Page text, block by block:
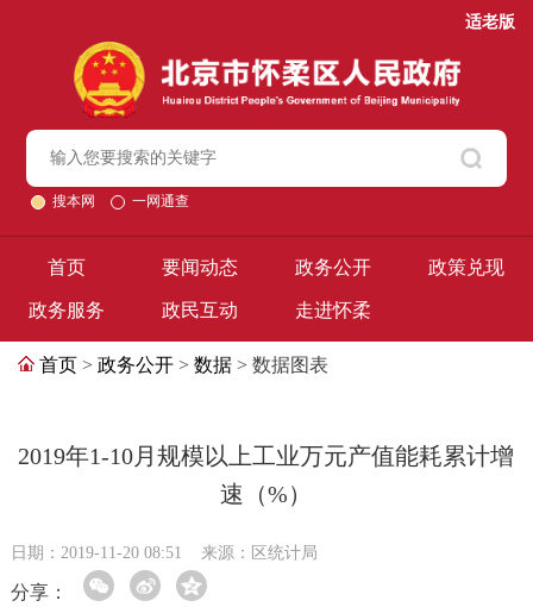
适老版
搜本网 一网通查
首页 要闻动态 政务公开 政策兑现
政务服务 政民互动 走进怀柔
首页 > 政务公开 > 数据 > 数据图表
2019年1-10月规模以上工业万元产值能耗累计增
速（%）
日期：2019-11-20 08:51 来源：区统计局
分享：